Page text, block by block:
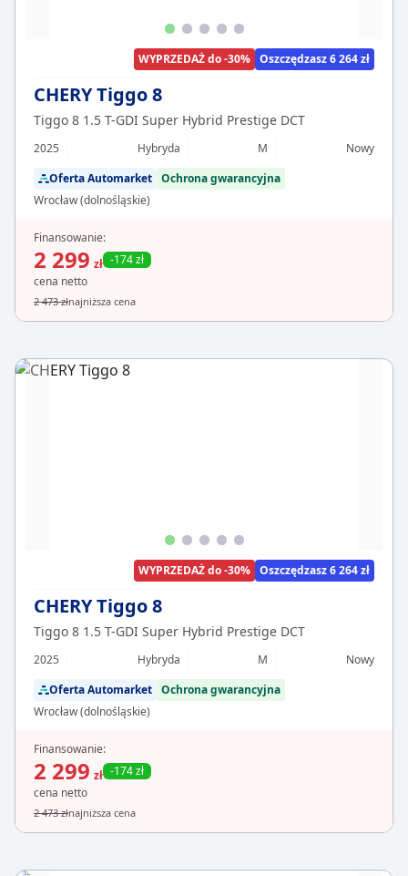
WYPRZEDAŻ do -30% Oszczędzasz 6 264 zł
CHERY Tiggo 8
Tiggo 8 1.5 T-GDI Super Hybrid Prestige DCT
2025 Hybryda M
Nowy
Oferta Automarket Ochrona gwarancyjna
Wrocław (dolnośląskie)
Finansowanie:
2 299 zł -174 zł
cena netto
2 473 złnajniższa cena
WYPRZEDAŻ do -30% Oszczędzasz 6 264 zł
CHERY Tiggo 8
Tiggo 8 1.5 T-GDI Super Hybrid Prestige DCT
2025 Hybryda M
Nowy
Oferta Automarket Ochrona gwarancyjna
Wrocław (dolnośląskie)
Finansowanie:
2 299 zł -174 zł
cena netto
2 473 złnajniższa cena